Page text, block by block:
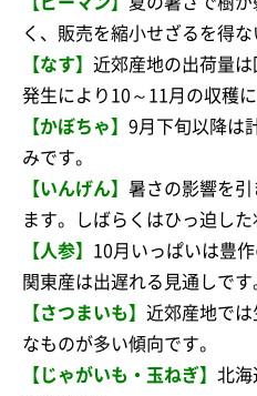
く、販売を縮小せざるを得な
【なす】 近郊産地の出荷量
発生により10～11月の収穫
【かぼちゃ】 9月下旬以降は
みです。
【いんげん】 暑さの影響を
ます。しばらくはひっ迫した
【人参】
10月いっぱいは豊
関東産は出遅れる見通しです
【さつまいも】 近郊産地では
なものが多い傾向です。
【じゃがいも・玉ねぎ】 北海